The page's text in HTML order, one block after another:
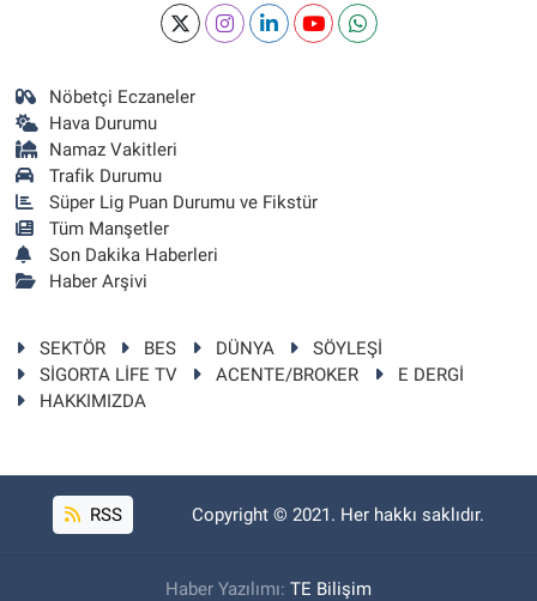
Nöbetçi Eczaneler
Hava Durumu
Namaz Vakitleri
Trafik Durumu
Süper Lig Puan Durumu ve Fikstür
Tüm Manşetler
Son Dakika Haberleri
Haber Arşivi
SEKTÖR BES DÜNYA
SÖYLEŞİ
SİGORTA LİFE TV
ACENTE/BROKER
E DERGİ
HAKKIMIZDA
RSS Copyright © 2021. Her hakkı saklıdır.
Haber Yazılımı: TE Bilişim